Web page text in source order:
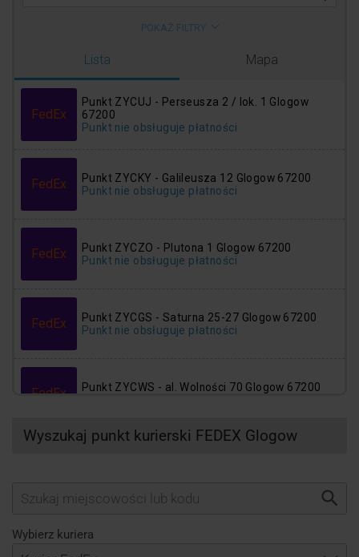
Rejestracja
Wyszukaj punkt kurierski FEDEX Glogow
Wybierz kuriera